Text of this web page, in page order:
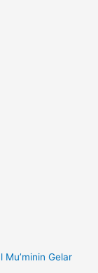
Mu’minin Gelar